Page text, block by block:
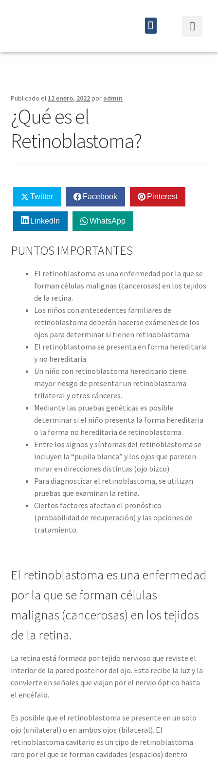
Publicado el 12 enero, 2022por admin
¿Qué es el
Retinoblastoma?
Twitter Facebook Pinterest
LinkedIn WhatsApp
PUNTOS IMPORTANTES
El retinoblastoma es una enfermedad por la que se
forman células malignas (cancerosas) en los tejidos
de la retina.
Los niños con antecedentes familiares de
retinoblastoma deberán hacerse exámenes de los
ojos para determinar si tienen retinoblastoma.
El retinoblastoma se presenta en forma hereditaria
y no hereditaria.
Un niño con retinoblastoma hereditario tiene
mayor riesgo de presentar un retinoblastoma
trilateral y otros cánceres.
Mediante las pruebas genéticas es posible
determinar si el niño presenta la forma hereditaria
o la forma no hereditaria de retinoblastoma.
Entre los signos y síntomas del retinoblastoma se
incluyen la “pupila blanca” y los ojos que parecen
mirar en direcciones distintas (ojo bizco).
Para diagnosticar el retinoblastoma, se utilizan
pruebas que examinan la retina.
Ciertos factores afectan el pronóstico
(probabilidad de recuperación) y las opciones de
tratamiento.
El retinoblastoma es una enfermedad
por la que se forman células
malignas (cancerosas) en los tejidos
de la retina.
La retina está formada por tejido nervioso que reviste el
interior de la pared posterior del ojo. Esta recibe la luz y la
convierte en señales que viajan por el nervio óptico hasta
el encéfalo.
Es posible que el retinoblastoma se presente en un solo
ojo (unilateral) o en ambos ojos (bilateral). El
retinoblastoma cavitario es un tipo de retinoblastoma
raro por el que se forman cavidades (espacios) dentro